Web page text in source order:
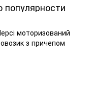
популярности